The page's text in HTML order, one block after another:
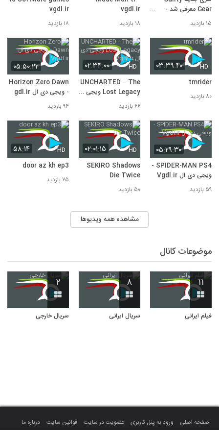
۴۰۱ بازدید
Gear معرفی شد -
vgdl.ir
۱۵ بازدید
vgdl.ir
۱۸ بازدید
vgdl.ir
۱۸ بازدید
۰۳:۳۹:۴۰ HD
tmrider
۸۰ بازدید
۰۲:۳۴:۰۰ HD
UNCHARTED – The
Lost Legacy ویجی
دی ال Vgdl.ir
۶۶ بازدید
۰۵:۵۰:۲۲
Horizon Zero Dawn
- ویجی دی ال Vgdl.ir
۹۴ بازدید
۰۵:۲۹:۳۰
SPIDER-MAN PS4 -
ویجی دی ال Vgdl.ir
۵۹ بازدید
۰۲:۰۱:۱۵ HD
SEKIRO Shadows
Die Twice
۵۰ بازدید
۵۸:۱۴ HD
door az kh ep3
۷۵ بازدید
مشاهده همه ویدیوها
موضوعات کانال
۱۱
فیلم ایرانی
۸
سریال ایرانی
۲
سریال خارجی
صفحه اصلی ورود به پنل کاربری عضویت در سایت قوانین سایت
درباره ما